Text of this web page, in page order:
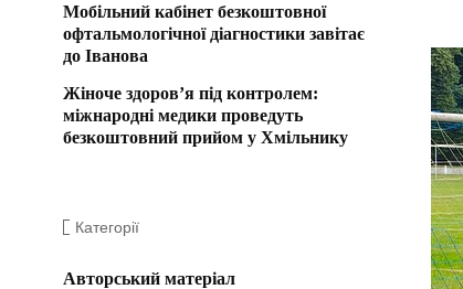
Мобільний кабінет безкоштовної
офтальмологічної діагностики завітає
до Іванова
Жіноче здоров’я під контролем:
міжнародні медики проведуть
безкоштовний прийом у Хмільнику
Категорії
Авторський матеріал